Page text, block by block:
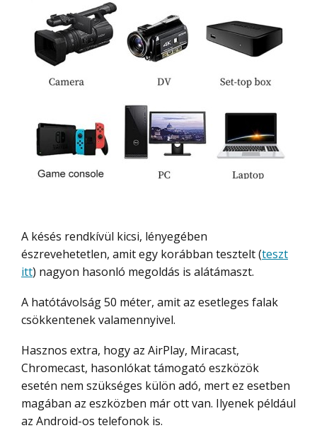
A késés rendkívül kicsi, lényegében
észrevehetetlen, amit egy korábban tesztelt (teszt
itt) nagyon hasonló megoldás is alátámaszt.
A hatótávolság 50 méter, amit az esetleges falak
csökkentenek valamennyivel.
Hasznos extra, hogy az AirPlay, Miracast,
Chromecast, hasonlókat támogató eszközök
esetén nem szükséges külön adó, mert ez esetben
magában az eszközben már ott van. Ilyenek például
az Android-os telefonok is.